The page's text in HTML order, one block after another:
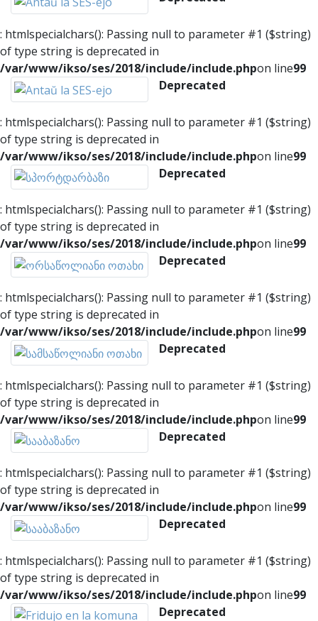
: htmlspecialchars(): Passing null to parameter #1 ($string)
of type string is deprecated in
/var/www/ikso/ses/2018/include/include.phpon line99
Deprecated
: htmlspecialchars(): Passing null to parameter #1 ($string)
of type string is deprecated in
/var/www/ikso/ses/2018/include/include.phpon line99
Deprecated
: htmlspecialchars(): Passing null to parameter #1 ($string)
of type string is deprecated in
/var/www/ikso/ses/2018/include/include.phpon line99
Deprecated
: htmlspecialchars(): Passing null to parameter #1 ($string)
of type string is deprecated in
/var/www/ikso/ses/2018/include/include.phpon line99
Deprecated
: htmlspecialchars(): Passing null to parameter #1 ($string)
of type string is deprecated in
/var/www/ikso/ses/2018/include/include.phpon line99
Deprecated
: htmlspecialchars(): Passing null to parameter #1 ($string)
of type string is deprecated in
/var/www/ikso/ses/2018/include/include.phpon line99
Deprecated
: htmlspecialchars(): Passing null to parameter #1 ($string)
of type string is deprecated in
/var/www/ikso/ses/2018/include/include.phpon line99
Deprecated